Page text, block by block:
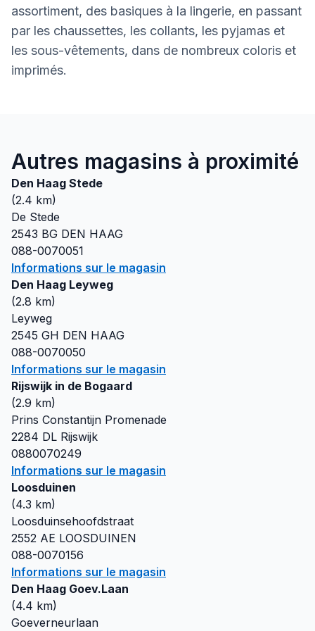
assortiment, des basiques à la lingerie, en passant
par les chaussettes, les collants, les pyjamas et
les sous-vêtements, dans de nombreux coloris et
imprimés.
Autres magasins à proximité
Den Haag Stede
(2.4 km)
De Stede
2543 BG DEN HAAG
088-0070051
Informations sur le magasin
Den Haag Leyweg
(2.8 km)
Leyweg
2545 GH DEN HAAG
088-0070050
Informations sur le magasin
Rijswijk in de Bogaard
(2.9 km)
Prins Constantijn Promenade
2284 DL Rijswijk
0880070249
Informations sur le magasin
Loosduinen
(4.3 km)
Loosduinsehoofdstraat
2552 AE LOOSDUINEN
088-0070156
Informations sur le magasin
Den Haag Goev.Laan
(4.4 km)
Goeverneurlaan